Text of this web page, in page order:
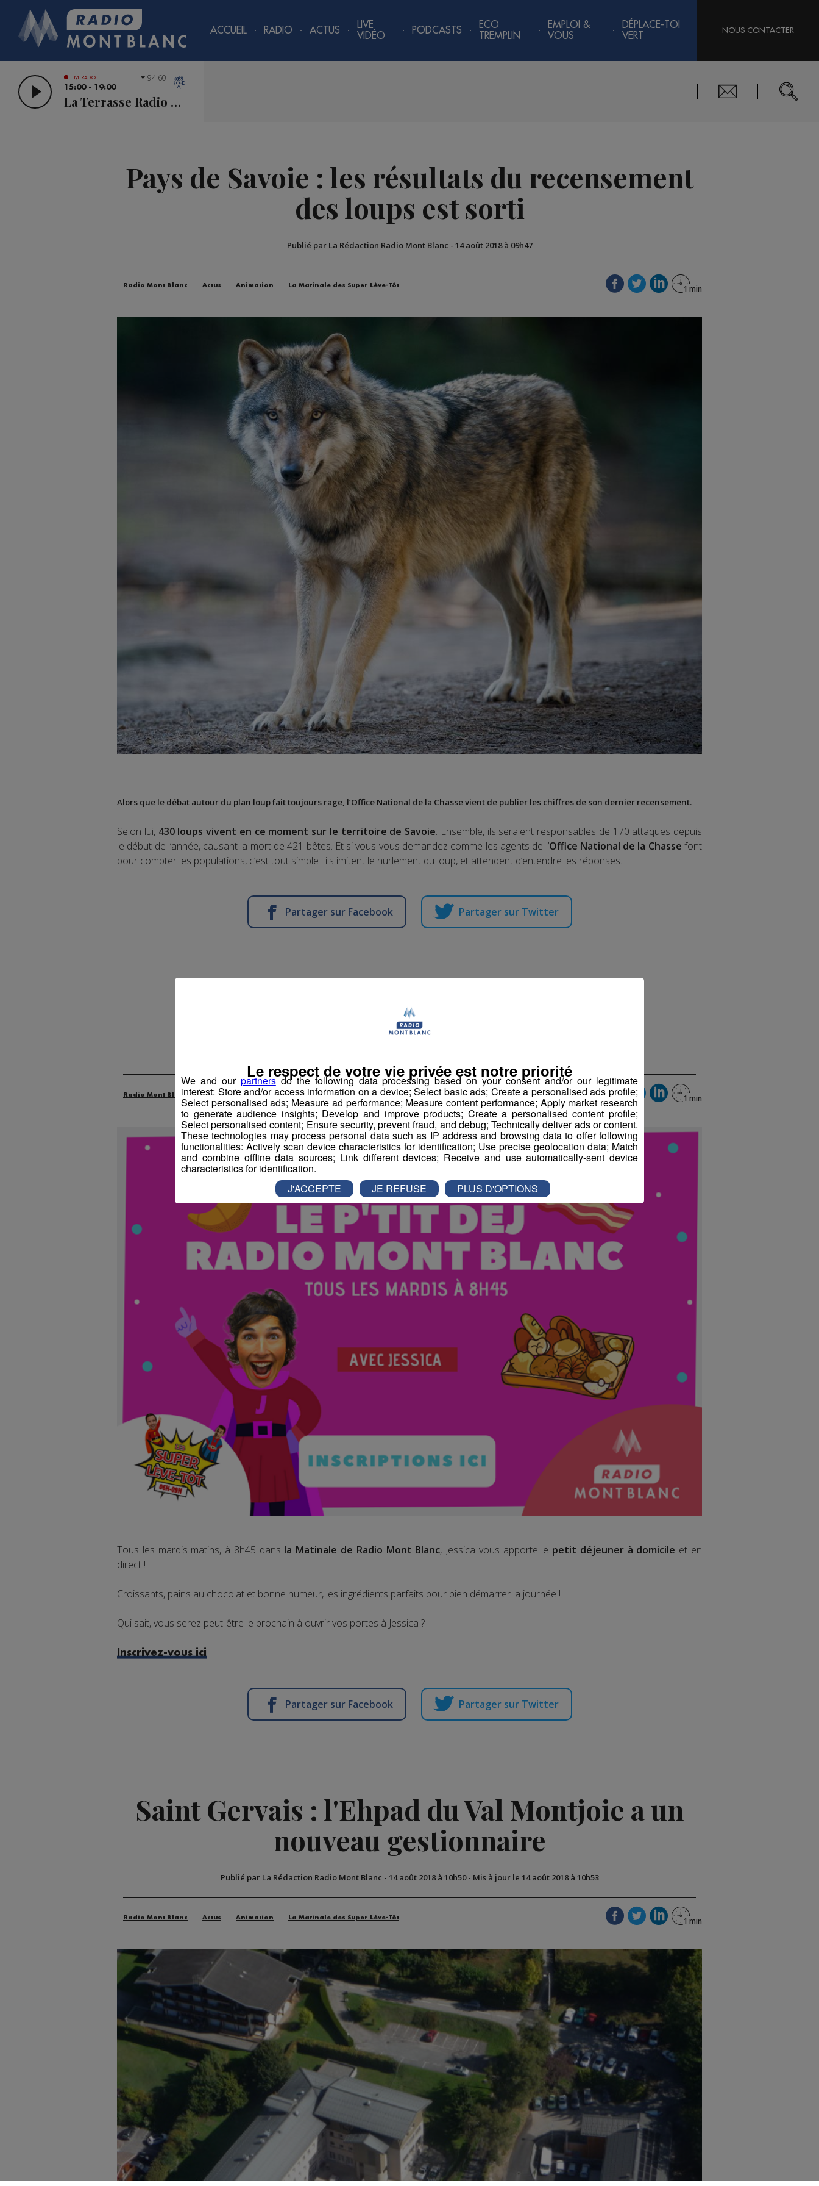
ACCUEIL RADIO ACTUS
LIVE
VIDÉO
PODCASTS
ECO
TREMPLIN
EMPLOI &
VOUS
DÉPLACE-TOI
VERT
NOUS CONTACTER
LIVE RADIO
15:00 - 19:00
La Terrasse Radio Mont Blanc
94.60
Pays de Savoie : les résultats du recensement
des loups est sorti
Publié par La Rédaction Radio Mont Blanc - 14 août 2018 à 09h47
Radio Mont Blanc Actus Animation La Matinale des Super Lève-Tôt
Alors que le débat autour du plan loup fait toujours rage, l’Office National de la Chassevient de publier les chiffres de son dernier recensement.
Selon lui, 430 loups vivent en ce moment sur le territoire de Savoie. Ensemble, ils seraient responsables de 170 attaques depuis
le début de l’année, causant la mort de 421 bêtes. Et si vous vous demandez comme les agents de l’Office National de la Chasse font
pour compter les populations, c’est tout simple : ils imitent le hurlement du loup, et attendent d’entendre les réponses.
Partager sur Facebook Partager sur Twitter
Le Petit Dej' de Radio Mont Blanc
Radio Mont Blanc Animation La Matinale des Super Lève-Tôt
Tous les mardis matins, à 8h45 dans la Matinale de Radio Mont Blanc, Jessica vous apporte le petit déjeuner à domicile et en
direct !
Croissants, pains au chocolat et bonne humeur, les ingrédients parfaits pour bien démarrer la journée !
Qui sait, vous serez peut-être le prochain à ouvrir vos portes à Jessica ?
Inscrivez-vous ici
Partager sur Facebook Partager sur Twitter
Saint Gervais : l'Ehpad du Val Montjoie a un
nouveau gestionnaire
Publié par La Rédaction Radio Mont Blanc - 14 août 2018 à 10h50- Mis à jour le 14 août 2018 à 10h53
Radio Mont Blanc Actus Animation La Matinale des Super Lève-Tôt
We and our partnersdo the following data processing based on your consent and/or our legitimate
interest: Store and/or access information on a device; Select basic ads; Create a personalised ads profile;
Select personalised ads; Measure ad performance; Measure content performance; Apply market research
to generate audience insights; Develop and improve products; Create a personalised content profile;
Select personalised content; Ensure security, prevent fraud, and debug; Technically deliver ads or content.
These technologies may process personal data such as IP address and browsing data to offer following
functionalities: Actively scan device characteristics for identification; Use precise geolocation data; Match
and combine offline data sources; Link different devices; Receive and use automatically-sent device
characteristics for identification.
Le respect de votre vie privée est notre priorité
J'ACCEPTE JE REFUSE PLUS D'OPTIONS